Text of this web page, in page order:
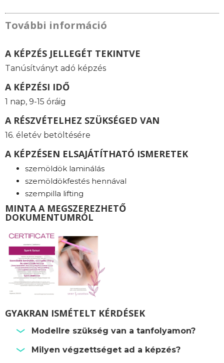
További információ
A KÉPZÉS JELLEGÉT TEKINTVE
Tanúsítványt adó képzés
A KÉPZÉSI IDŐ
1 nap, 9-15 óráig
A RÉSZVÉTELHEZ SZÜKSÉGED VAN
16. életév betöltésére
A KÉPZÉSEN ELSAJÁTÍTHATÓ ISMERETEK
szemöldök laminálás
szemöldökfestés hennával
szempilla lifting
MINTA A MEGSZEREZHETŐ
DOKUMENTUMRÓL
GYAKRAN ISMÉTELT KÉRDÉSEK
Modellre szükség van a tanfolyamon?
Milyen végzettséget ad a képzés?